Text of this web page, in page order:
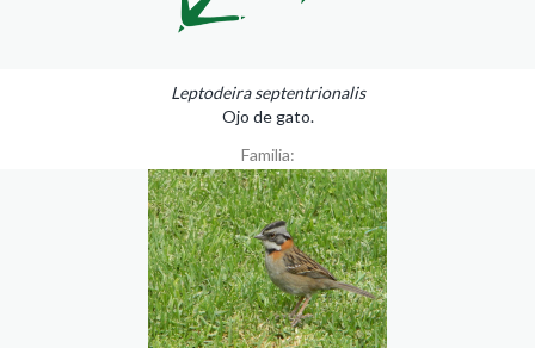
Leptodeira septentrionalis
Ojo de gato.
Familia: